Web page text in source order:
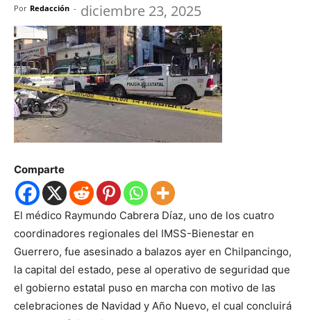
Por Redacción - diciembre 23, 2025
Comparte
El médico Raymundo Cabrera Díaz, uno de los cuatro
coordinadores regionales del IMSS-Bienestar en
Guerrero, fue asesinado a balazos ayer en Chilpancingo,
la capital del estado, pese al operativo de seguridad que
el gobierno estatal puso en marcha con motivo de las
celebraciones de Navidad y Año Nuevo, el cual concluirá